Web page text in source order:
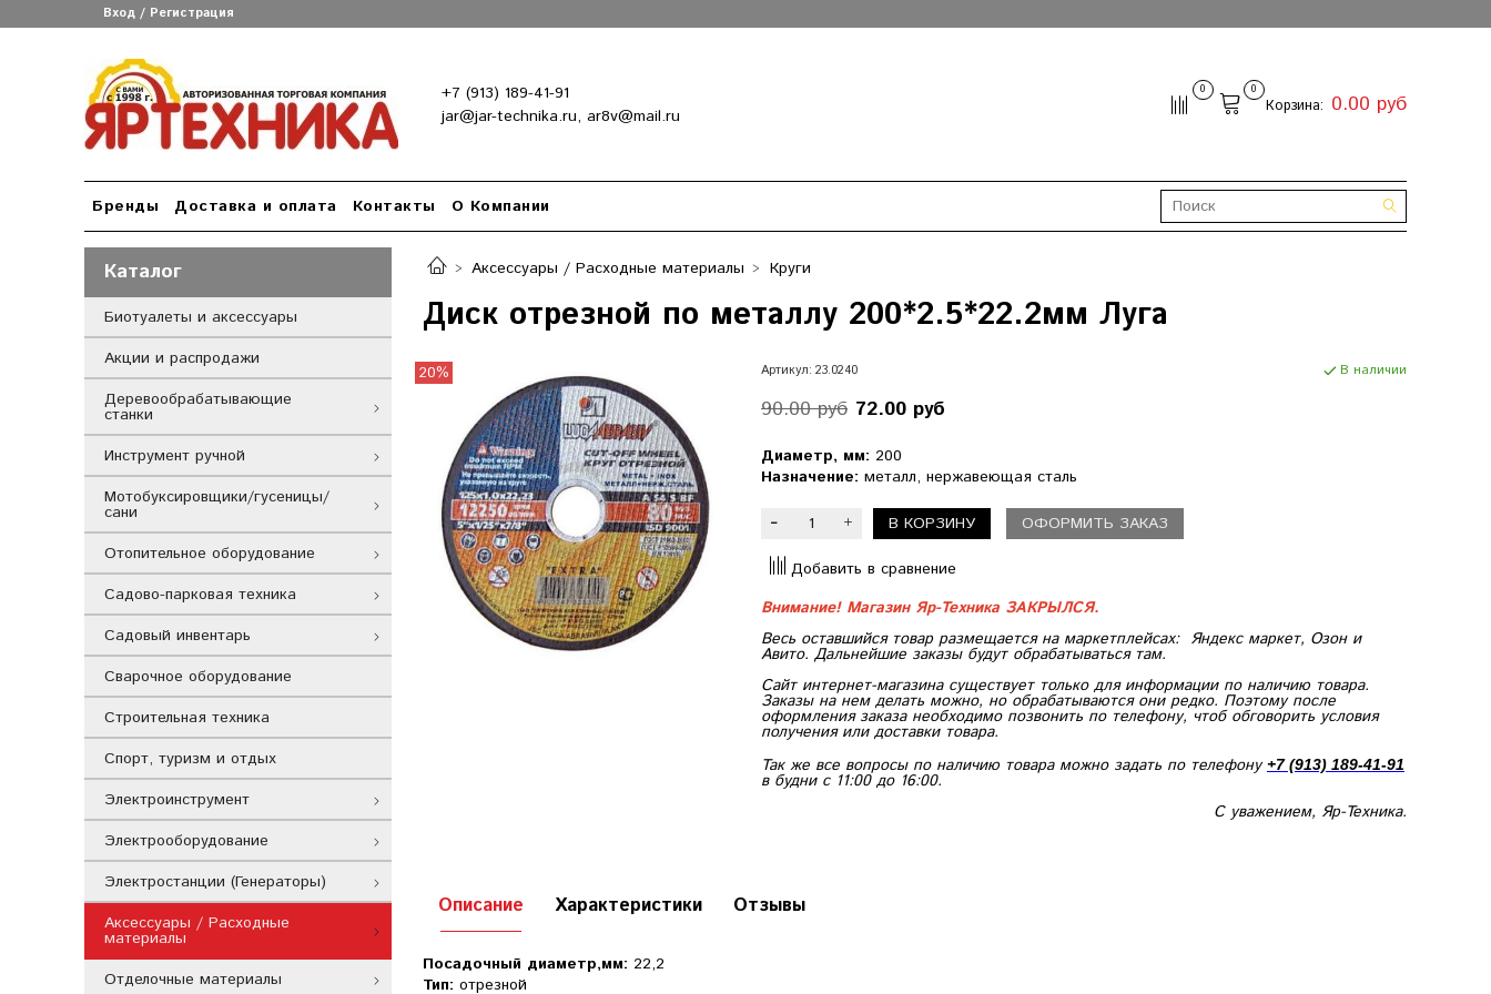
Вход / Регистрация
+7 (913) 189-41-91
jar@jar-technika.ru, ar8v@mail.ru
0 0
Корзина: 0.00 руб
Бренды Доставка и оплата Контакты О Компании
Аксессуары / Расходные материалы Круги
Диск отрезной по металлу 200*2.5*22.2мм Луга
20% Артикул: 23.0240 В наличии
90.00 руб 72.00 руб
Диаметр, мм: 200
Назначение: металл, нержавеющая сталь
В КОРЗИНУ ОФОРМИТЬ ЗАКАЗ
Добавить в сравнение
Внимание! Магазин Яр-Техника ЗАКРЫЛСЯ.
Весь оставшийся товар размещается на маркетплейсах: Яндекс маркет, Озон и
Авито. Дальнейшие заказы будут обрабатываться там.
Сайт интернет-магазина существует только для информации по наличию товара.
Заказы на нем делать можно, но обрабатываются они редко. Поэтому после
оформления заказа необходимо позвонить по телефону, чтоб обговорить условия
получения или доставки товара.
Так же все вопросы по наличию товара можно задать по телефону+7 (913) 189-41-91
в будни с 11:00 до 16:00.
С уважением, Яр-Техника.
Описание
Посадочный диаметр,мм: 22,2
Тип: отрезной
Характеристики Отзывы
Каталог
Биотуалеты и аксессуары
Акции и распродажи
Деревообрабатывающие
станки
Инструмент ручной
Мотобуксировщики/гусеницы/
сани
Отопительное оборудование
Садово-парковая техника
Садовый инвентарь
Сварочное оборудование
Строительная техника
Спорт, туризм и отдых
Электроинструмент
Электрооборудование
Электростанции (Генераторы)
Аксессуары / Расходные
материалы
Отделочные материалы